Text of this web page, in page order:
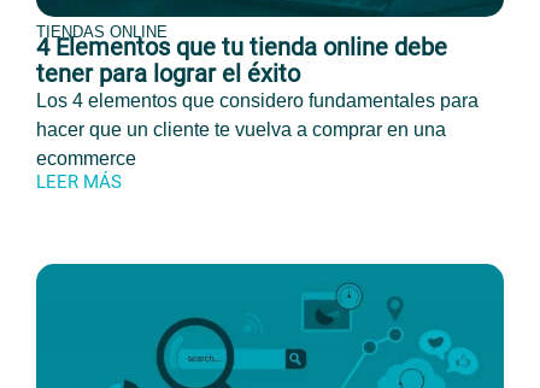
TIENDAS ONLINE
4 Elementos que tu tienda online debe
tener para lograr el éxito
Los 4 elementos que considero fundamentales para
hacer que un cliente te vuelva a comprar en una
ecommerce
LEER MÁS